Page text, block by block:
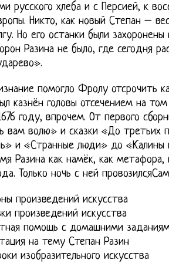
русского хлеба и с Персией, к
Никто, как новый Степан –
Но его останки были
Разина не было, где сегодня
помогло Фролу отсрочить
казнён головы отсечением на
году, впрочем. От первого
вам волю» и сказки «До третьих
и «Странные люди» до «Калины
Разина как намёк, как метафора,
Только ночь с ней
произведений искусства
произведений искусства
помощь с домашними
на тему Степан Разин
изобразительного искусства